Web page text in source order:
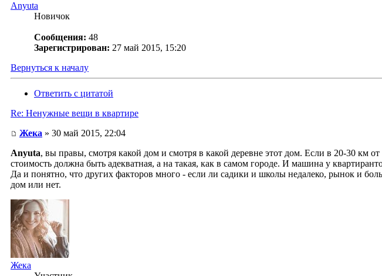
Anyuta
Новичок
Сообщения: 48
Зарегистрирован: 27 май 2015, 15:20
Вернуться к началу
Ответить с цитатой
Re: Ненужные вещи в квартире
Жека » 30 май 2015, 22:04
Anyuta, вы правы, смотря какой дом и смотря в какой деревне этот дом. Если в 20-30 км
стоимость должна быть адекватная, а на такая, как в самом городе. И машина у
Да и понятно, что других факторов много - если ли садики и школы недалеко, рынок и
дом или нет.
Жека